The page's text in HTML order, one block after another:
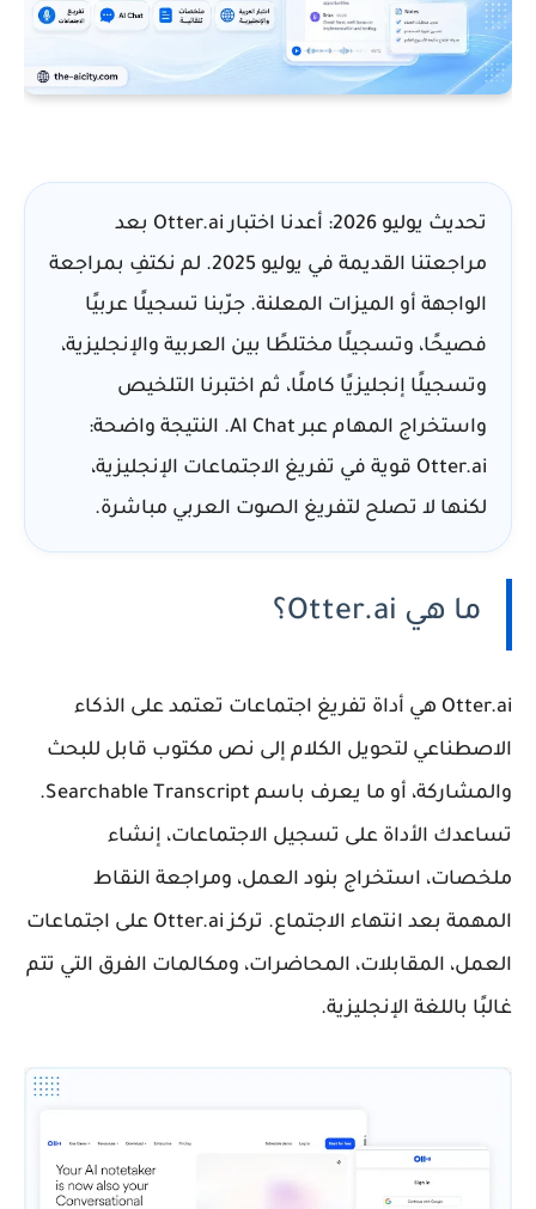
تحديث يوليو 2026:
أعدنا اختبار Otter.ai بعد
مراجعتنا القديمة في يوليو 2025. لم نكتفِ بمراجعة
الواجهة أو الميزات المعلنة. جرّبنا تسجيلًا عربيًا
فصيحًا، وتسجيلًا مختلطًا بين العربية والإنجليزية،
وتسجيلًا إنجليزيًا كاملًا، ثم اختبرنا التلخيص
واستخراج المهام عبر AI Chat. النتيجة واضحة:
Otter.ai قوية في تفريغ الاجتماعات الإنجليزية،
لكنها لا تصلح لتفريغ الصوت العربي مباشرة.
ما هي Otter.ai؟
Otter.ai هي أداة تفريغ اجتماعات تعتمد على الذكاء
الاصطناعي لتحويل الكلام إلى نص مكتوب قابل للبحث
والمشاركة، أو ما يعرف باسم Searchable Transcript
.
تساعدك الأداة على تسجيل الاجتماعات، إنشاء
ملخصات، استخراج بنود العمل، ومراجعة النقاط
المهمة بعد انتهاء الاجتماع. تركز Otter.ai على اجتماعات
العمل، المقابلات، المحاضرات، ومكالمات الفرق التي تتم
غالبًا باللغة الإنجليزية.